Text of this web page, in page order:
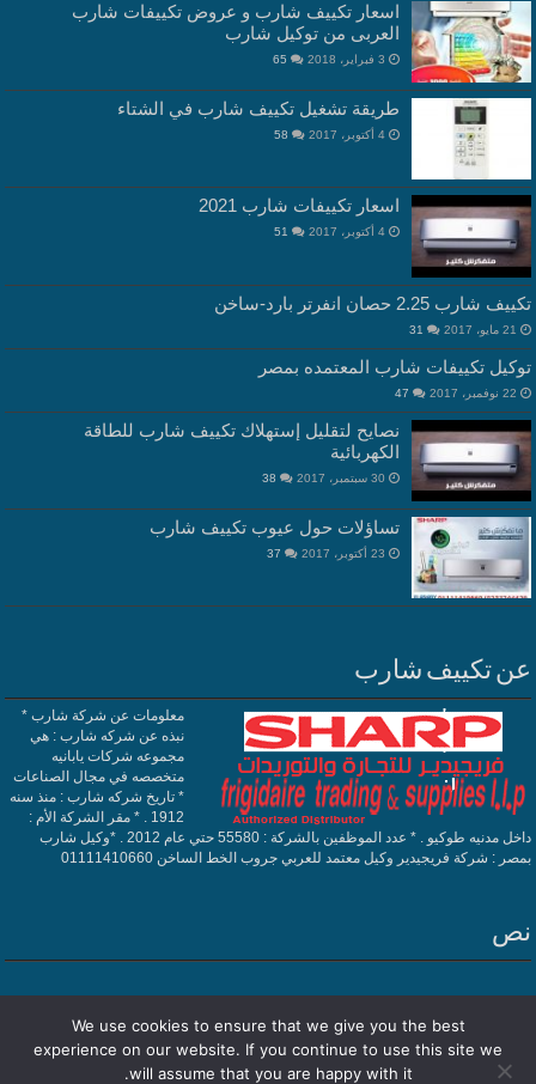
اسعار تكييف شارب و عروض تكييفات شارب
العربى من توكيل شارب
3 فبراير، 2018 65
طريقة تشغيل تكييف شارب في الشتاء
4 أكتوبر، 2017 58
اسعار تكييفات شارب 2021
4 أكتوبر، 2017 51
تكييف شارب 2.25 حصان انفرتر بارد-ساخن
21 مايو، 2017 31
توكيل تكييفات شارب المعتمده بمصر
22 نوفمبر، 2017 47
نصايح لتقليل إستهلاك تكييف شارب للطاقة
الكهربائية
30 سبتمبر، 2017 38
تساؤلات حول عيوب تكييف شارب
23 أكتوبر، 2017 37
عن تكييف شارب
معلومات عن شركة شارب *
نبذه عن شركه شارب : هي
مجموعه شركات يابانيه
متخصصه في مجال الصناعات
* تاريخ شركه شارب : منذ سنه
1912 . * مقر الشركة الأم :
داخل مدنيه طوكيو . * عدد الموظفين بالشركة : 55580 حتي عام 2012 . *وكيل شارب
بمصر : شركة فريجيدير وكيل معتمد للعربي جروب الخط الساخن 01111410660
نص
Powered by تكييف شارب| Designed by فريجيدير
We use cookies to ensure that we give you the best
experience on our website. If you continue to use this site we
will assume that you are happy with it.